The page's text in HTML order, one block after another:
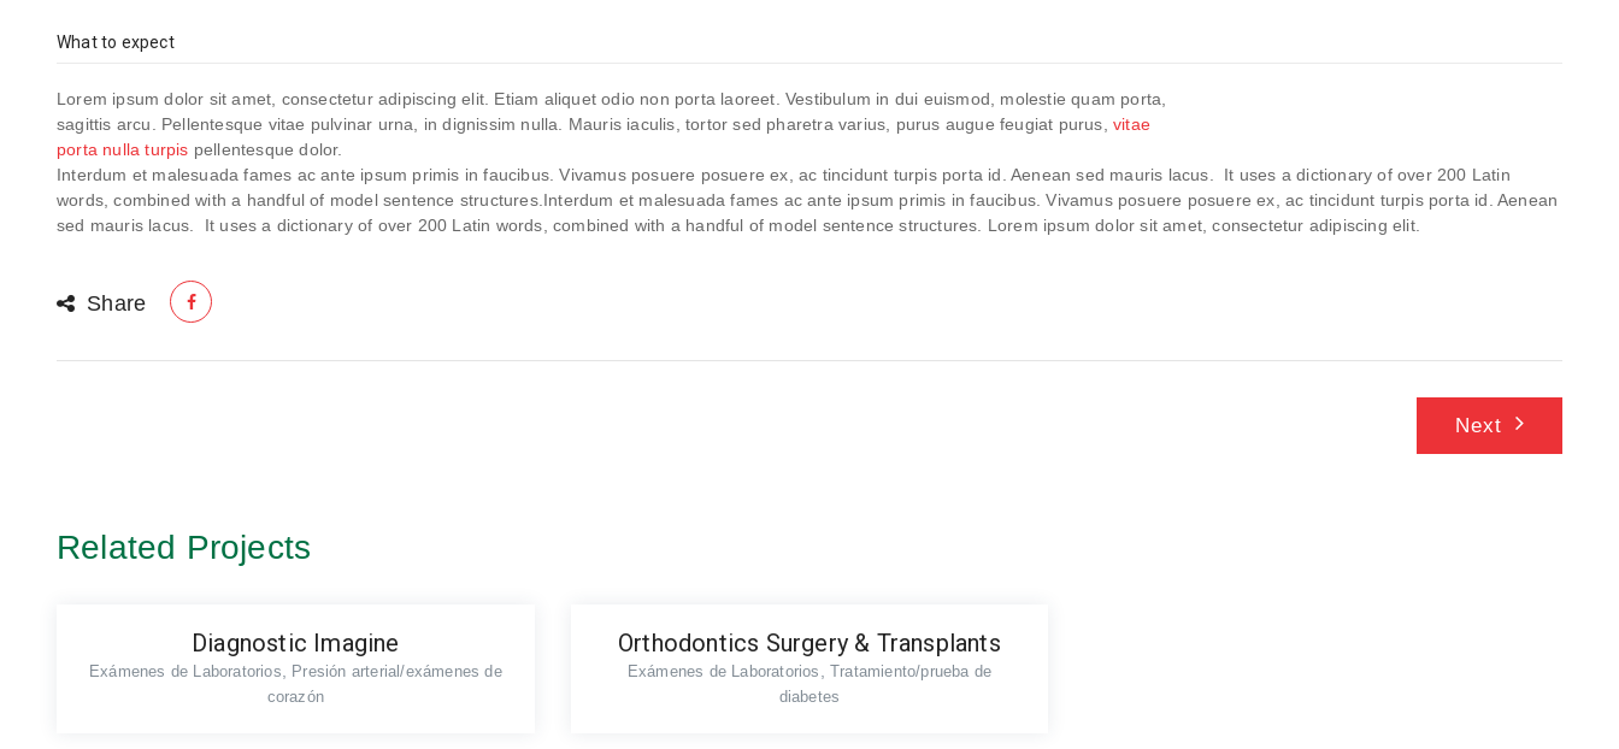
What to expect
Lorem ipsum dolor sit amet, consectetur adipiscing elit. Etiam aliquet odio non porta laoreet. Vestibulum in dui euismod, molestie quam porta,
sagittis arcu. Pellentesque vitae pulvinar urna, in dignissim nulla. Mauris iaculis, tortor sed pharetra varius, purus augue feugiat purus,vitae
porta nulla turpis pellentesque dolor.
Interdum et malesuada fames ac ante ipsum primis in faucibus. Vivamus posuere posuere ex, ac tincidunt turpis porta id. Aenean sed mauris lacus. It uses a dictionary of over 200 Latin
words, combined with a handful of model sentence structures.Interdum et malesuada fames ac ante ipsum primis in faucibus. Vivamus posuere posuere ex, ac tincidunt turpis porta id. Aenean
sed mauris lacus. It uses a dictionary of over 200 Latin words, combined with a handful of model sentence structures. Lorem ipsum dolor sit amet, consectetur adipiscing elit.
Share
Next
Related Projects
Diagnostic Imagine
Exámenes de Laboratorios
Presión arterial/exámenes de
corazón
Orthodontics Surgery & Transplants
Exámenes de Laboratorios
Tratamiento/prueba de
diabetes